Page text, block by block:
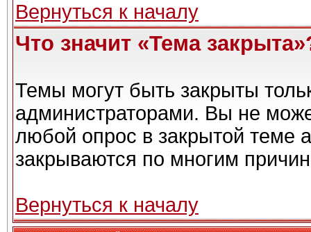
Вернуться к началу
Что значит «Тема
Темы могут быть закрыты
администраторами. Вы не
любой опрос в закрытой теме
закрываются по многим
Вернуться к началу